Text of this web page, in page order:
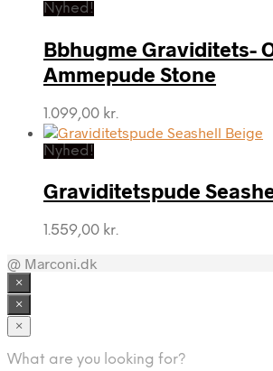
Nyhed!
Bbhugme Graviditets-
Ammepude Stone
1.099,00 kr.
Nyhed!
Graviditetspude
1.559,00 kr.
@ Marconi.dk
×
×
×
What are you looking for?